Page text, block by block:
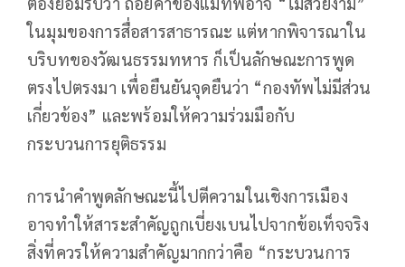
ในมุมของการสื่อสารสาธารณะ แต่หากพิจารณาใน
บริบทของวัฒนธรรมทหาร ก็เป็นลักษณะการพูด
ตรงไปตรงมา เพื่อยืนยันจุดยืนว่า “กองทัพไม่มีส่วน
เกี่ยวข้อง” และพร้อมให้ความร่วมมือกับ
กระบวนการยุติธรรม
การนำคำพูดลักษณะนี้ไปตีความในเชิงการเมือง
อาจทำให้สาระสำคัญถูกเบี่ยงเบนไปจากข้อเท็จจริง
สิ่งที่ควรให้ความสำคัญมากกว่าคือ “กระบวนการ